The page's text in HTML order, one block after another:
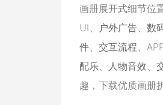
画册展开式细节位
UI、 户外广告、 数
件、 交互流程、
配乐、 人物音效、
趣，下载优质画册